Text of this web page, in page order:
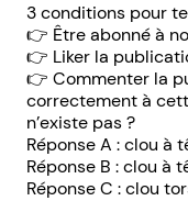
3 conditions pour
👉 Être abonné à
👉 Liker la
👉 Commenter la
correctement à
n’existe pas ?
Réponse A : clou à
Réponse B : clou à
Réponse C : clou